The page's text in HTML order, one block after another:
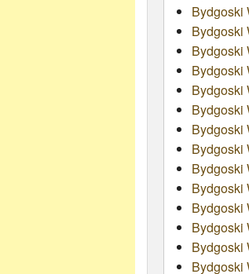
Bydgoski
Bydgoski
Bydgoski
Bydgoski
Bydgoski
Bydgoski
Bydgoski
Bydgoski
Bydgoski
Bydgoski
Bydgoski
Bydgoski
Bydgoski
Bydgoski